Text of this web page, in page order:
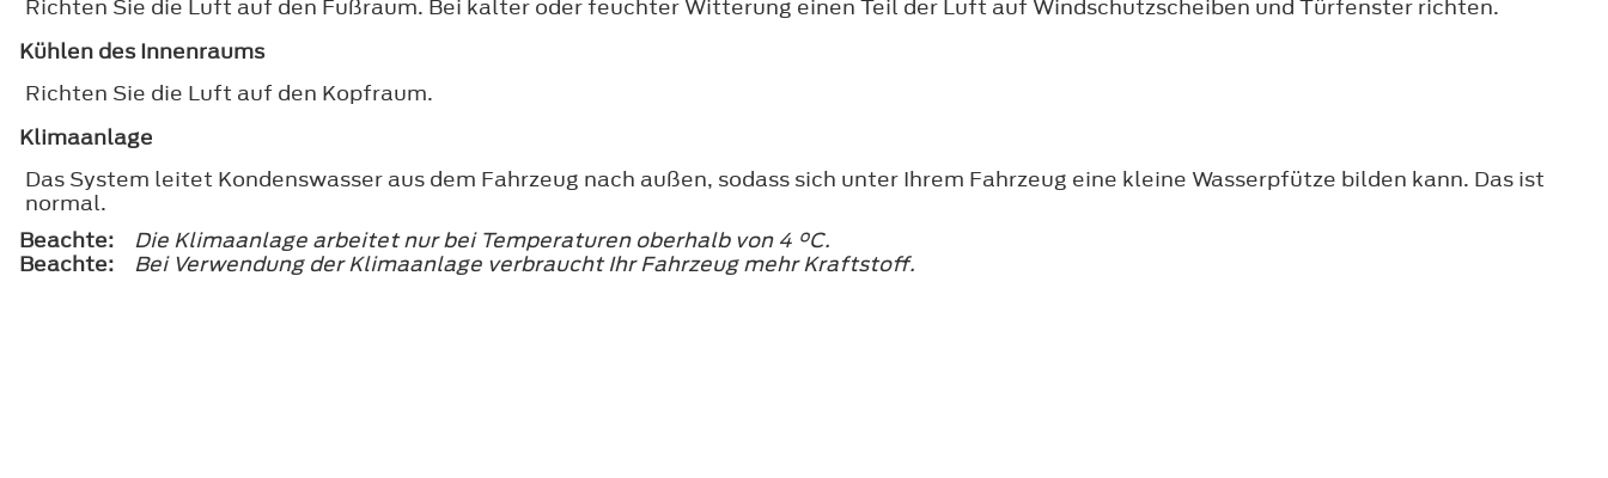
Richten Sie die Luft auf den Fußraum. Bei kalter oder feuchter Witterung einen Teil der Luft auf Windschutzscheiben und Türfenster richten.
Kühlen des Innenraums
Richten Sie die Luft auf den Kopfraum.
Klimaanlage
Das System leitet Kondenswasser aus dem Fahrzeug nach außen, sodass sich unter Ihrem Fahrzeug eine kleine Wasserpfütze bilden kann. Das ist
normal.
Beachte:
Die Klimaanlage arbeitet nur bei Temperaturen oberhalb von 4 °C.
Beachte:
Bei Verwendung der Klimaanlage verbraucht Ihr Fahrzeug mehr Kraftstoff.